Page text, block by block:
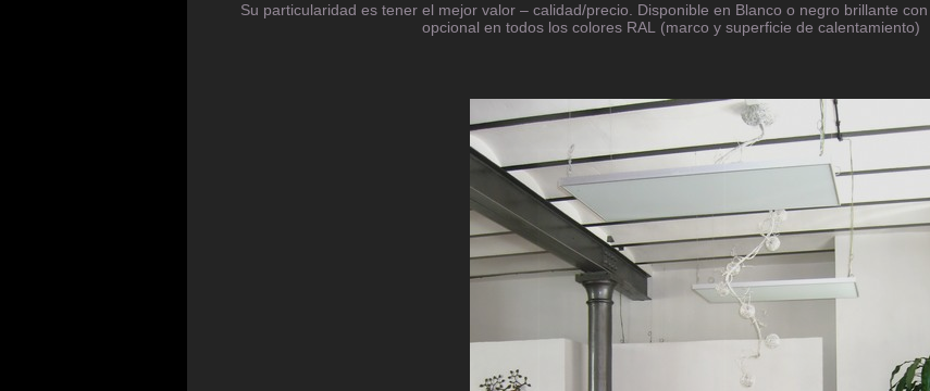
Su particularidad es tener el mejor valor – calidad/precio. Disponible en Blanco o negro brillante
opcional en todos los colores RAL (marco y superficie de calentamiento)